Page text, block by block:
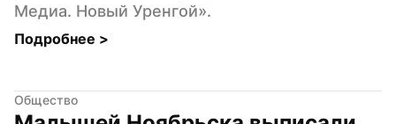
Медиа. Новый Уренгой».
Подробнее >
Общество